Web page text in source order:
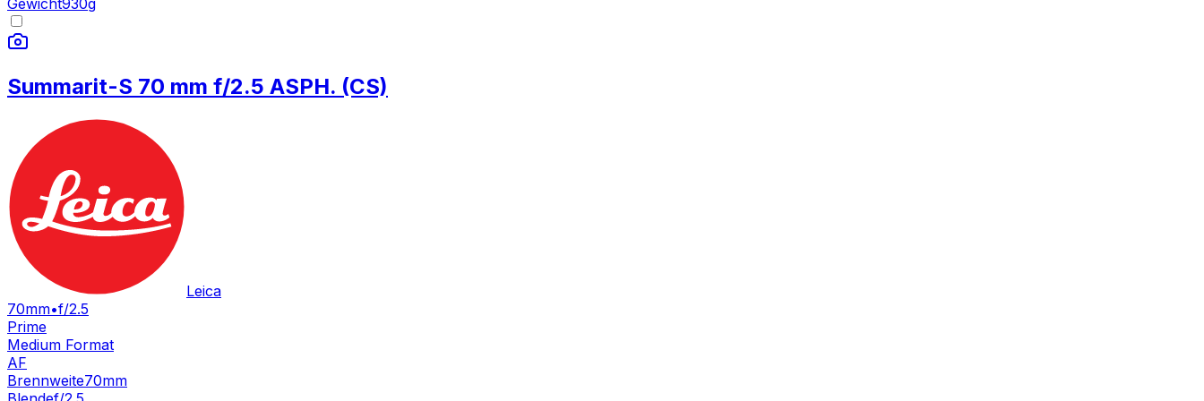
Summarit-S 70 mm f/2.5 ASPH. (CS)
Leica
70mm•f/2.5
Prime
Medium Format
AF
Brennweite70mm